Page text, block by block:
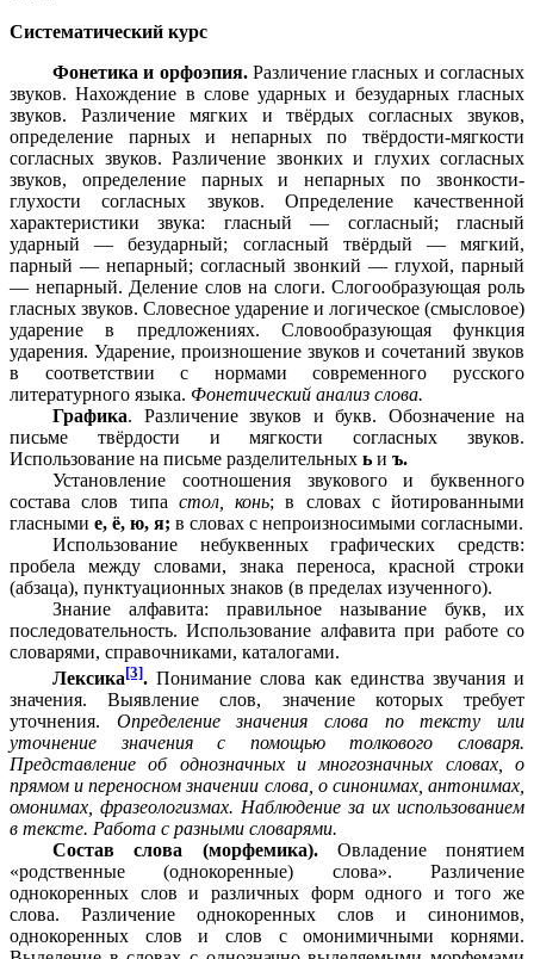
Систематический курс
Фонетика и орфоэпия.Различение гласных и согласных
звуков. Нахождение в слове ударных и безударных гласных
звуков. Различение мягких и твёрдых согласных звуков,
определение парных и непарных по твёрдости-мягкости
согласных звуков. Различение звонких и глухих согласных
звуков, определение парных и непарных по звонкости-
глухости согласных звуков. Определение качественной
характеристики звука: гласный — согласный; гласный
ударный — безударный; согласный твёрдый — мягкий,
парный — непарный; согласный звонкий — глухой, парный
— непарный. Деление слов на слоги. Слогообразующая роль
гласных звуков. Словесное ударение и логическое (смысловое)
ударение в предложениях. Словообразующая функция
ударения. Ударение, произношение звуков и сочетаний звуков
в соответствии с нормами современного русского
литературного языка. Фонетический анализ слова.
Графика. Различение звуков и букв. Обозначение на
письме твёрдости и мягкости согласных звуков.
Использование на письме разделительных ь и ъ.
Установление соотношения звукового и буквенного
состава слов типа стол, конь; в словах с йотированными
гласными е, ё, ю, я; в словах с непроизносимыми согласными.
Использование небуквенных графических средств:
пробела между словами, знака переноса, красной строки
(абзаца), пунктуационных знаков (в пределах изученного).
Знание алфавита: правильное называние букв, их
последовательность. Использование алфавита при работе со
словарями, справочниками, каталогами.
Лексика[3]. Понимание слова как единства звучания и
значения. Выявление слов, значение которых требует
уточнения. Определение значения слова по тексту или
уточнение значения с помощью толкового словаря.
Представление об однозначных и многозначных словах, о
прямом и переносном значении слова, о синонимах, антонимах,
омонимах, фразеологизмах. Наблюдение за их использованием
в тексте. Работа с разными словарями.
Состав слова (морфемика). Овладение понятием
«родственные (однокоренные) слова». Различение
однокоренных слов и различных форм одного и того же
слова. Различение однокоренных слов и синонимов,
однокоренных слов и слов с омонимичными корнями.